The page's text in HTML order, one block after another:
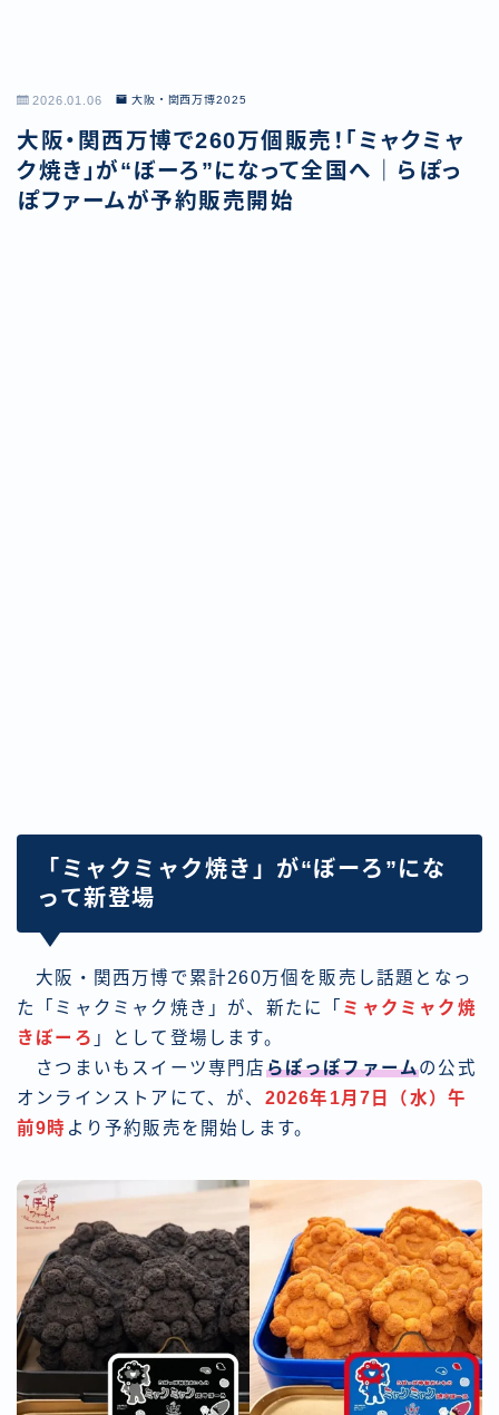
2026.01.06 大阪・関西万博2025
大阪・関西万博で260万個販売！「ミャクミャ
ク焼き」が“ぼーろ”になって全国へ｜らぽっ
ぽファームが予約販売開始
「ミャクミャク焼き」が“ぼーろ”にな
って新登場
大阪・関西万博で累計260万個を販売し話題となっ
た「ミャクミャク焼き」が、新たに「 ミャクミャク焼
きぼーろ 」として登場します。
さつまいもスイーツ専門店らぽっぽファームの公式
オンラインストアにて、が、 2026年1月7日（水）午
前9時 より予約販売を開始します。